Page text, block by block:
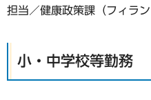
担当／健康政策課（フィ
小・中学校等勤務